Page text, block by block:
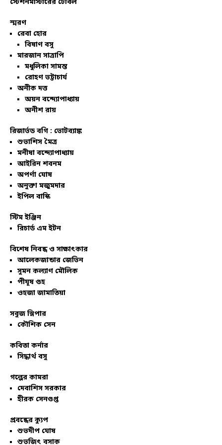
স্টেশনমাস্টারের টেবিল
স্মরণ
রেবা হোর
বিষাণ বসু
মারজান সাত্রাপি
মধুলিকা সামন্ত
রোহণ ভট্টাচার্য
অনীক দত্ত
অয়ন বন্দ্যোপাধ্যায়
অনীশ রায়
রিজার্ভড বগি : ভোটব্যাঙ্ক
শুভাশিস মৈত্র
মনীষা বন্দ্যোপাধ্যায়
আইরিন শবনম
অপর্ণা ঘোষ
অনুক্তা মজুমদার
ইপিল বাস্কি
স্টিম ইঞ্জিন
রিচার্ড এম ইটন
বিশেষ নিবন্ধ ও সাক্ষাৎকার
আলেকজান্ডার জেভিন
সুমন কল্যাণ মৌলিক
পীযূষ গুহ
ওহজা জামাতিয়া
সবুজ স্লিপার
কৌশিক সেন
কবিতা কর্নার
সিদ্ধার্থ বসু
গল্পের কামরা
দেবাশিস সরকার
হীরক সেনগুপ্ত
প্রবন্ধের ক্যুপ
শুভদীপ ঘোষ
শুভজিৎ বসাক